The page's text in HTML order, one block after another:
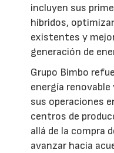
incluyen sus
híbridos,
existentes y
generación de
Grupo Bimbo
energía
sus operaciones
centros de
allá de la compra
avanzar hacia